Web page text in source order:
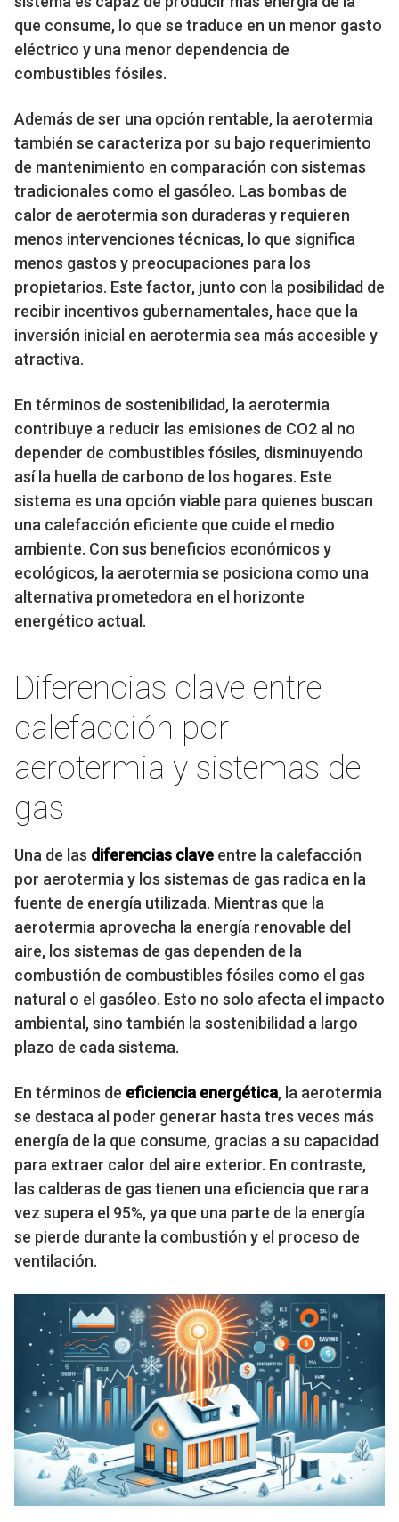
que consume, lo que se traduce en un menor gasto
eléctrico y una menor dependencia de
combustibles fósiles.
Además de ser una opción rentable, la aerotermia
también se caracteriza por su bajo requerimiento
de mantenimiento en comparación con sistemas
tradicionales como el gasóleo. Las bombas de
calor de aerotermia son duraderas y requieren
menos intervenciones técnicas, lo que significa
menos gastos y preocupaciones para los
propietarios. Este factor, junto con la posibilidad de
recibir incentivos gubernamentales, hace que la
inversión inicial en aerotermia sea más accesible y
atractiva.
En términos de sostenibilidad, la aerotermia
contribuye a reducir las emisiones de CO2 al no
depender de combustibles fósiles, disminuyendo
así la huella de carbono de los hogares. Este
sistema es una opción viable para quienes buscan
una calefacción eficiente que cuide el medio
ambiente. Con sus beneficios económicos y
ecológicos, la aerotermia se posiciona como una
alternativa prometedora en el horizonte
energético actual.
Diferencias clave entre
calefacción por
aerotermia y sistemas de
gas
Una de las diferencias clave entre la calefacción
por aerotermia y los sistemas de gas radica en la
fuente de energía utilizada. Mientras que la
aerotermia aprovecha la energía renovable del
aire, los sistemas de gas dependen de la
combustión de combustibles fósiles como el gas
natural o el gasóleo. Esto no solo afecta el impacto
ambiental, sino también la sostenibilidad a largo
plazo de cada sistema.
En términos de eficiencia energética, la aerotermia
se destaca al poder generar hasta tres veces más
energía de la que consume, gracias a su capacidad
para extraer calor del aire exterior. En contraste,
las calderas de gas tienen una eficiencia que rara
vez supera el 95%, ya que una parte de la energía
se pierde durante la combustión y el proceso de
ventilación.